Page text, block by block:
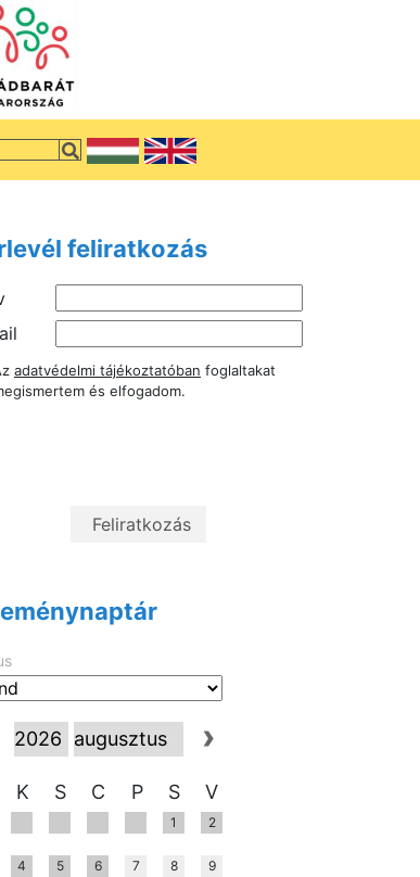
feliratkozás
adatvédelmi tájékoztatóban foglaltakat
és elfogadom.
K S C P S V
1 2
4 5 6 7 8 9